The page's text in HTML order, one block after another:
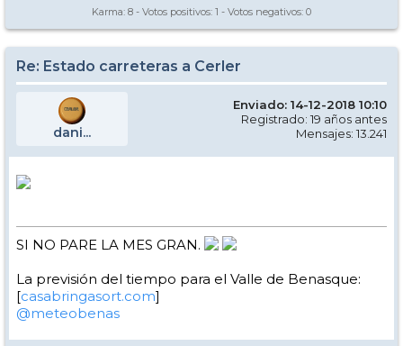
Karma: 8 - Votos positivos: 1 - Votos negativos: 0
Re: Estado carreteras a Cerler
dani...
Enviado: 14-12-2018 10:10
Registrado: 19 años antes
Mensajes: 13.241
SI NO PARE LA MES GRAN.
La previsión del tiempo para el Valle de Benasque:
[casabringasort.com]
@meteobenas